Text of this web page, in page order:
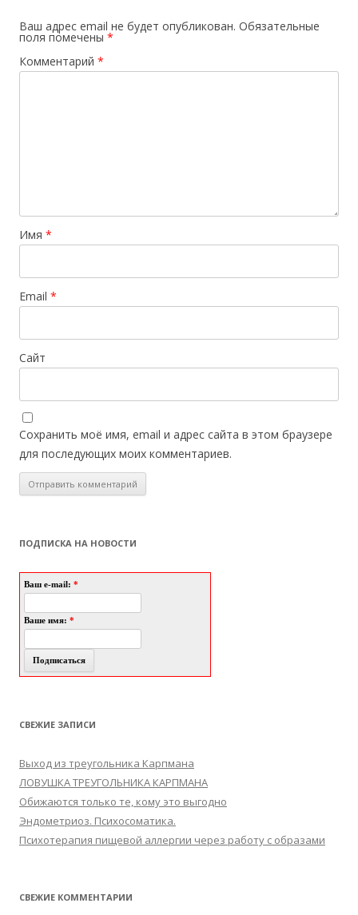
Ваш адрес email не будет опубликован. Обязательные
поля помечены *
Комментарий *
Имя *
Email *
Сайт
Сохранить моё имя, email и адрес сайта в этом браузере
для последующих моих комментариев.
ПОДПИСКА НА НОВОСТИ
Ваш e-mail: *
Ваше имя: *
СВЕЖИЕ ЗАПИСИ
Выход из треугольника Карпмана
ЛОВУШКА ТРЕУГОЛЬНИКА КАРПМАНА
Обижаются только те, кому это выгодно
Эндометриоз. Психосоматика.
Психотерапия пищевой аллергии через работу с образами
СВЕЖИЕ КОММЕНТАРИИ